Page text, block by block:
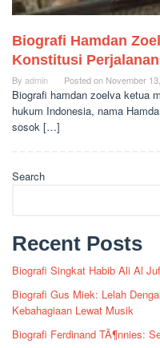
Biografi Hamdan
Konstitusi
By admin Posted on November
Biografi hamdan zoelva ketua
hukum Indonesia, nama
sosok […]
Search
Recent Posts
Biografi Singkat Habib Ali Al
Biografi Gus Miek: Lelah
Kebahagiaan Lewat Musik
Biografi Ferdinand TÃ¶nnies: